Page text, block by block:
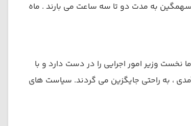
30 درجه است و در فصول بارانی ، باران های سهمگین به مدت دو تا سه ساعت می بارند . ماه
وزیر امور اجرایی را در دست دارد و با
، به راحتی جایگزین می گردند. سیاست های